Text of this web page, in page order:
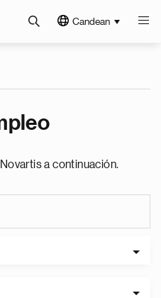
Candean
a continuación.